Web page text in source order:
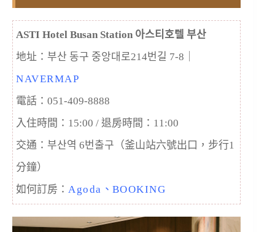
ASTI Hotel Busan Station 아스티호텔 부산
地址：부산 동구 중앙대로214번길 7-8
NAVERMAP
電話：051-409-8888
入住時間：15:00 / 退房時間：11:00
交通：부산역 6번출구（釜山站六號出口，步行1
分鐘）
如何訂房： Agoda 、 BOOKING